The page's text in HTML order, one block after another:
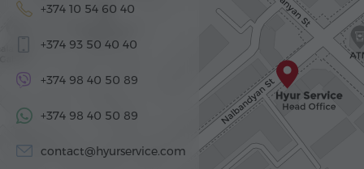
+374 10 54 60 40
+374 93 50 40 40
+374 98 40 50 89
+374 98 40 50 89
contact@hyurservice.com